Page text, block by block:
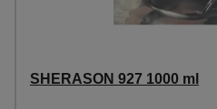
SHERASON 927 1000 ml